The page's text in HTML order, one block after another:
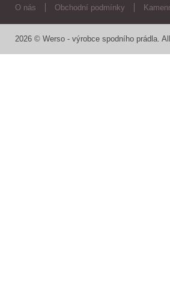
O nás Obchodní podmínky
2026 © Werso - výrobce spodního prádla.